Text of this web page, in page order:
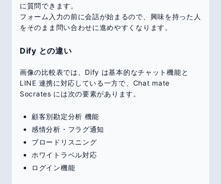
に質問できます。
フォーム入力の前に会話が始まるので、興味を持った人
をそのまま問い合わせに進めやすくなります。
Dify との違い
画像の比較表では、Dify は基本的なチャット機能と
LINE 連携に対応している一方で、Chat mate
Socrates には次の要素があります。
顧客別勘定分析 機能
感情分析・フラグ通知
ブロードリスニング
ホワイトラベル対応
ログイン機能